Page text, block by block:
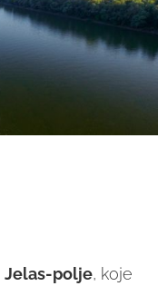
Jelas-polje, koje